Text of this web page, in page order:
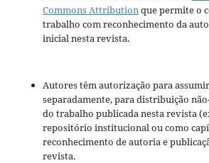
Commons Attributionque permite o
trabalho com reconhecimento da
inicial nesta revista.
Autores têm autorização para
separadamente, para distribuição
do trabalho publicada nesta revista
repositório institucional ou como
reconhecimento de autoria e
revista.